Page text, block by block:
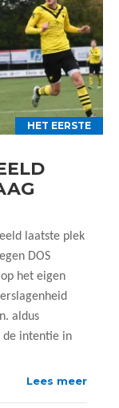
HET EERSTE
laatste plek
DOS
het eigen
aldus
de intentie in
Lees meer